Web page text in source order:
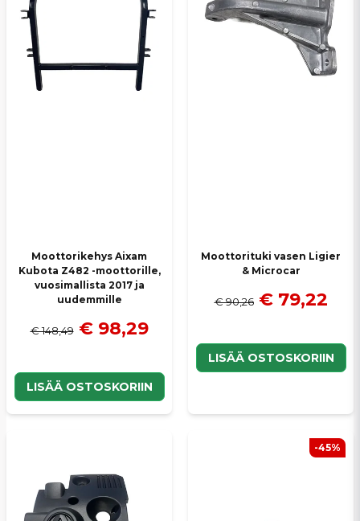
Moottorikehys Aixam
Kubota Z482 -moottorille,
vuosimallista 2017 ja
uudemmille
€ 148,49 € 98,29
LISÄÄ OSTOSKORIIN
Moottorituki vasen Ligier
& Microcar
€ 90,26 € 79,22
LISÄÄ OSTOSKORIIN
-45%